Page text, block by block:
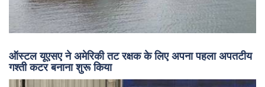
ऑस्टल यूएसए ने अमेरिकी तट रक्षक के लिए अपना पहला अपतटीय
गश्ती कटर बनाना शुरू किया